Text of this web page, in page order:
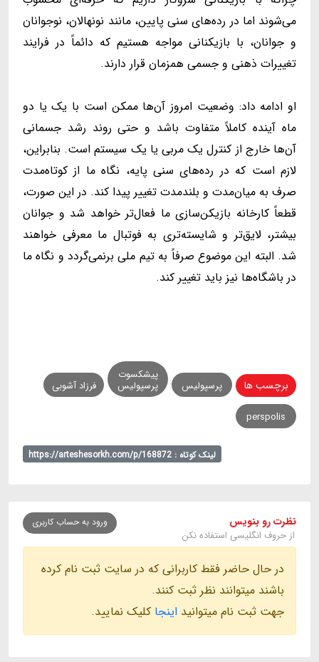
می‌شوند اما در رده‌های سنی پایین، مانند نونهالان، نوجوانان
و جوانان، با بازیکنانی مواجه هستیم که دائماً در فرایند
تغییرات ذهنی و جسمی همزمان قرار دارند.
او ادامه داد: وضعیت امروز آن‌ها ممکن است با یک یا دو
ماه آینده کاملاً متفاوت باشد و حتی روند رشد جسمانی
آن‌ها خارج از کنترل یک مربی یا یک سیستم است. بنابراین،
لازم است که در رده‌های سنی پایه، نگاه ما از کوتاه‌مدت
صرف به میان‌مدت و بلندمدت تغییر پیدا کند. در این صورت،
قطعاً کارخانه بازیکن‌سازی ما فعال‌تر خواهد شد و جوانان
بیشتر، لایق‌تر و شایسته‌تری به فوتبال ما معرفی خواهند
شد. البته این موضوع صرفاً به تیم ملی برنمی‌گردد و نگاه ما
در باشگاه‌ها نیز باید تغییر کند.
برچسب ها پرسپولیس
پیشکسوت
پرسپولیس فرزاد آشوبی
perspolis
لینک کوتاه : https://arteshesorkh.com/p/168872
نظرت رو بنویس
از حروف انگلیسی استفاده نکن
ورود به حساب کاربری
در حال حاضر فقط کاربرانی که در سایت ثبت نام کرده
باشند میتوانند نظر ثبت کنند.
جهت ثبت نام میتوانید اینجا کلیک نمایید.